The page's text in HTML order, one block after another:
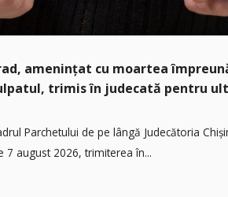
amenințat cu moartea
trimis în judecată pentru
Parchetului de pe lângă Judecătoria
7 august 2026, trimiterea în...